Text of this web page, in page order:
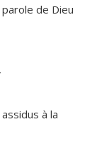
de Dieu
à la